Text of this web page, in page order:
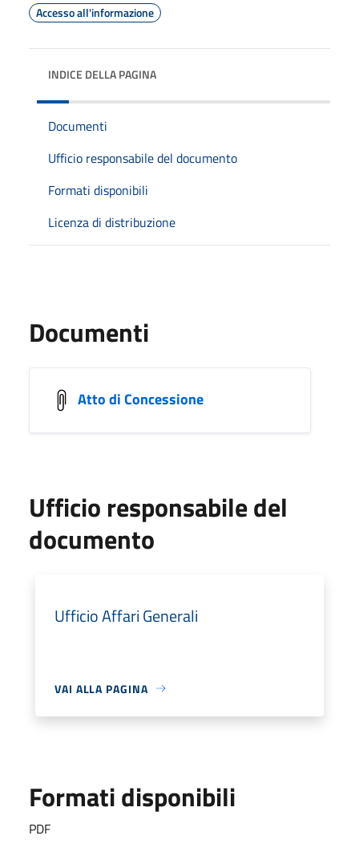
Accesso all'informazione
INDICE DELLA PAGINA
Documenti
Ufficio responsabile del documento
Formati disponibili
Licenza di distribuzione
Documenti
Atto di Concessione
Ufficio responsabile del
documento
Ufficio Affari Generali
VAI ALLA PAGINA
Formati disponibili
PDF